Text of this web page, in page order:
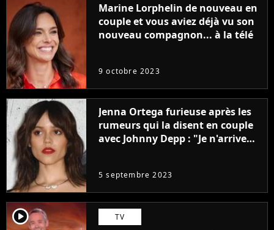
Marine Lorphelin de nouveau en
couple et vous aviez déjà vu son
nouveau compagnon... à la télé
9 octobre 2023
Jenna Ortega furieuse après les
rumeurs qui la disent en couple
avec Johnny Depp : "Je n'arrive
5 septembre 2023
player2 TV